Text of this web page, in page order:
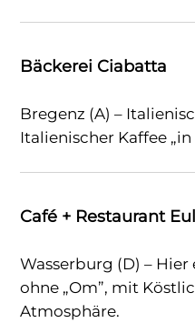
Bäckerei Ciabatta
Bregenz (A) –
Italienischer Kaffee
Café + Restaurant
Wasserburg (D) –
ohne „Om”, mit
Atmosphäre.